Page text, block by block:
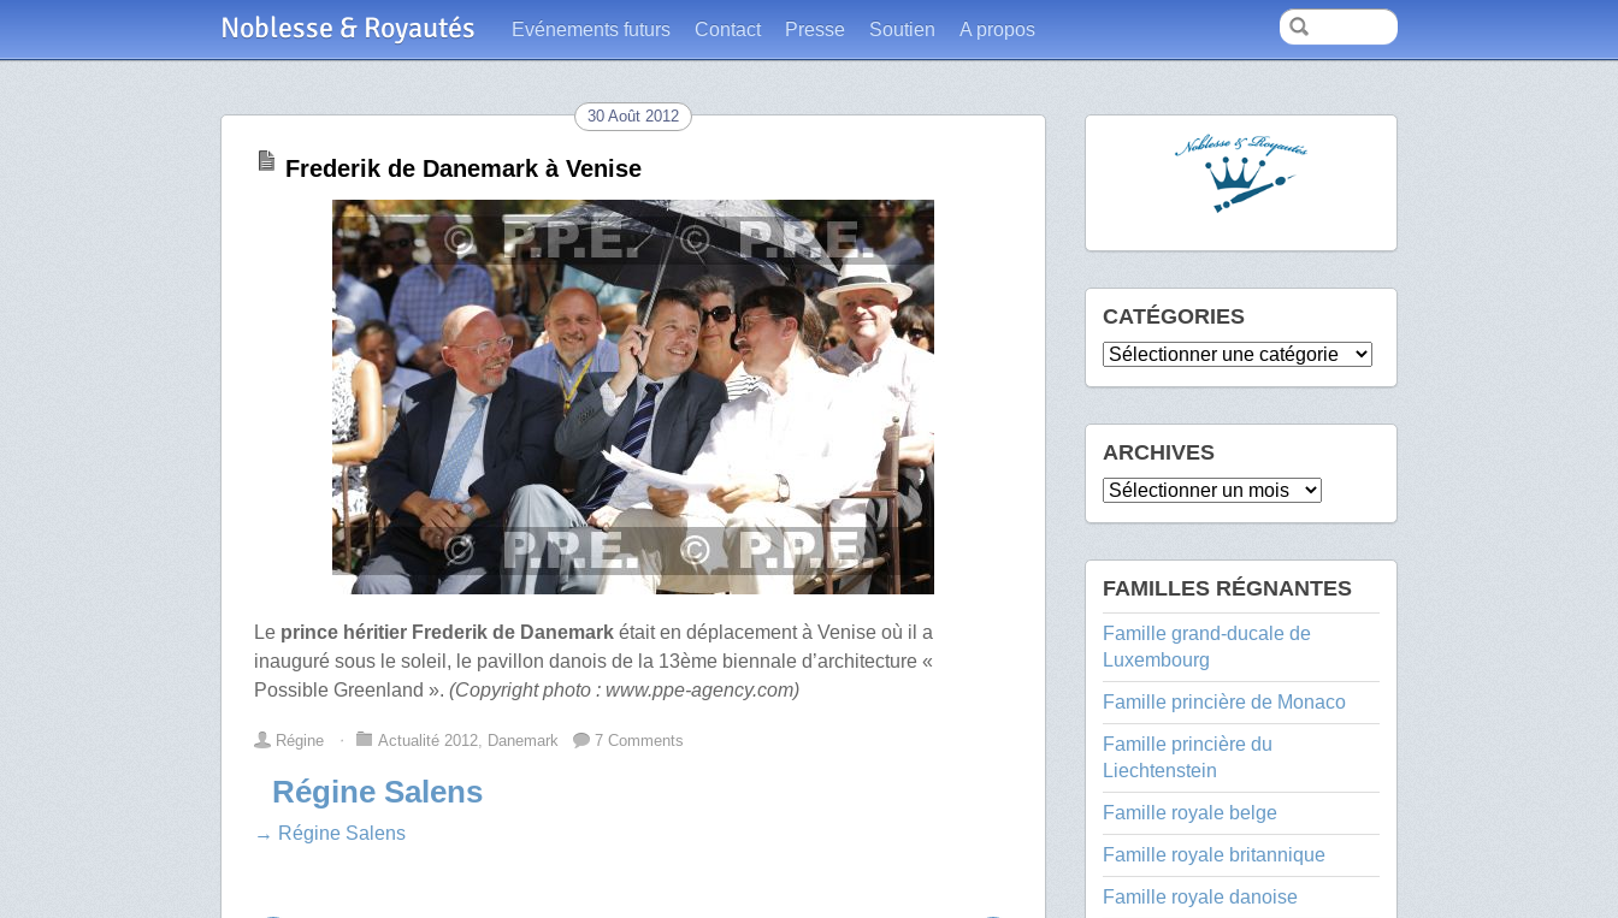
Noblesse & Royautés Evénements futurs Contact Presse Soutien A propos
30 Août 2012
Frederik de Danemark à Venise
Le prince héritier Frederik de Danemark était en déplacement à Venise où il a
inauguré sous le soleil, le pavillon danois de la 13ème biennale d’architecture «
Possible Greenland ». (Copyright photo : www.ppe-agency.com)
Régine ⋅ Actualité 2012 Danemark 7 Comments
Régine Salens
→ Régine Salens
CATÉGORIES
Catégories
ARCHIVES
Archives
FAMILLES RÉGNANTES
Famille grand-ducale de
Luxembourg
Famille princière de Monaco
Famille princière du
Liechtenstein
Famille royale belge
Famille royale britannique
Famille royale danoise